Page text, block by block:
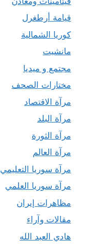
قيامة أرطغرل
كوريا الشمالية
مانشيت
مجتمع و ميديا
مختارات الصحف
مرآة الاقتصاد
مرآة البلد
مرآة الثورة
مرآة العالم
مرآة سوريا التعليمي
مرآة سوريا العلمي
مظاهرات إيران
مقالات وآراء
هادي العبد الله